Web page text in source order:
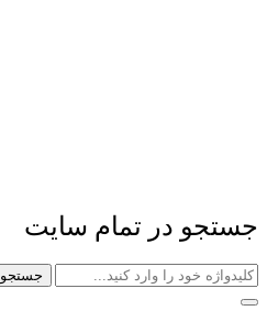
جستجو در تمام سایت
جستجو